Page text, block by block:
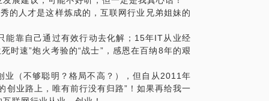
的人才是这样炼成的，互联网行业兄弟姐妹的
能靠自己通过有效行动去化解；15年IT从业经
时速”炮火考验的“战士”，感恩在百纳8年的艰
（不够聪明？格局不高？），但自从2011年
创业路上，唯有前行没有归路”！如果再给我一